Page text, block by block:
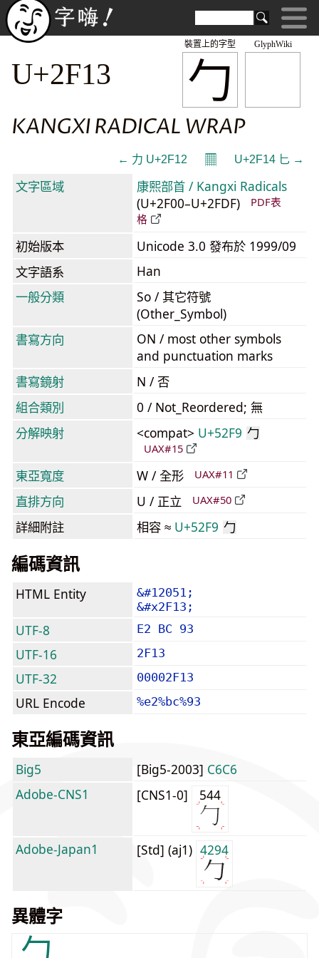
GlyphWiki
⼓
裝置上的字型
U+2F13
KANGXI RADICAL WRAP
← ⼒ U+2F12 𝄜 U+2F14 ⼔ →
文字區域
康熙部首 / Kangxi Radicals
(U+2F00–U+2FDF)
PDF表
格
初始版本
Unicode 3.0 發布於 1999/09
文字語系
Han
一般分類
So / 其它符號
(Other_Symbol)
書寫方向
ON / most other symbols
and punctuation marks
書寫鏡射
N / 否
組合類別
0 / Not_Reordered; 無
分解映射
<compat> U+52F9 勹
UAX#15
東亞寬度 W / 全形 UAX#11
直排方向 U / 正立 UAX#50
詳細附註 相容 ≈ U+52F9 勹
編碼資訊
HTML Entity
&#12051;
&#x2F13;
UTF-8 E2 BC 93
UTF-16 2F13
UTF-32 00002F13
URL Encode %e2%bc%93
東亞編碼資訊
Big5 [Big5-2003] C6C6
Adobe-CNS1
[CNS1-0] 544
Adobe-Japan1 [Std] (aj1) 4294
異體字